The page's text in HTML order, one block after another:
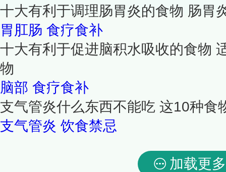
十大有利于调理肠胃炎的食物 肠胃
胃肛肠 食疗食补
十大有利于促进脑积水吸收的食物
物
脑部 食疗食补
支气管炎什么东西不能吃 这10种食
支气管炎 饮食禁忌
加载更多